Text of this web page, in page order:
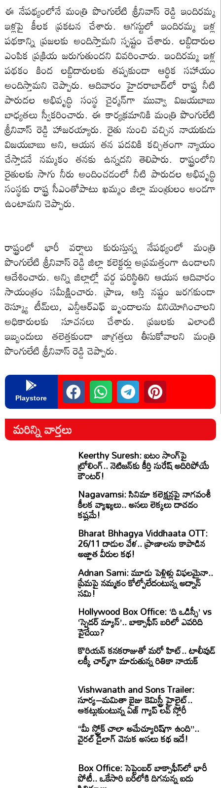
ఈ నేపథ్యంలోనే మంత్రి పొంగులేటి శ్రీనివాస్ రెడ్డి ఇందిరమ్మ
ఇళ్లపై కీలక ప్రకటన చేశారు. ఆగస్టులో ఇందిరమ్మ ఇళ్ల
పథకాన్ని ప్రజలకు అందిస్తామని స్పష్టం చేశారు. లబ్దిదారుల
ఎంపిక ప్రక్రియ జరుగుతుందని వివరించారు. ఇందిరమ్మ ఇళ్ల
పథకం కింద లబ్దిదారులకు తప్పకుండా ఆర్థిక సహాయం
అందిస్తామని చెప్పారు. ఆదివారం హైదరాబాద్‌లో రాష్ట్ర నీటి
పారుదల అభివృద్ధి సంస్థ చైర్మన్‌గా మువ్వా విజయబాబు
బాధ్యతలు స్వీకరించారు. ఈ కార్యక్రమానికి మంత్రి పొంగులేటి
శ్రీనివాస్ రెడ్డి హాజరయ్యారు. రైతు నుంచి వచ్చిన నాయకుడు
విజయబాబు అని, ఆయన తన పదవికి కచ్చితంగా న్యాయం
చేస్తాడనే నమ్మకం తనకు ఉన్నదని తెలిపారు. రాష్ట్రంలోని
రైతులకు సాగు నీరు అందించడంలో నీటి పారుదల అభివృద్ధి
సంస్థకు రాష్ట్ర సీఎంతోపాటు ఖమ్మం జిల్లా మంత్రులం అండగా
ఉంటామని చెప్పారు.
రాష్ట్రంలో భారీ వర్షాలు కురుస్తున్న నేపథ్యంలో మంత్రి
పొంగులేటి శ్రీనివాస్ రెడ్డి జిల్లా కలెక్టర్లు అప్రమత్తంగా ఉండాలని
ఆదేశించారు. అన్ని జిల్లాల్లో వర్ద పరిస్థితిని ఆయన ఆదివారం
సాయంత్రం సమీక్షించారు. ప్రాణ, ఆస్తి నష్టం జరగకుండా
రెస్క్యూ టీమ్‌లు, ఎన్డీఆర్ఎఫ్ బృందాలను వినియోగించాలని
అధికారులకు సూచనలు చేశారు. ప్రజలకు ఎలాంటి
ఇబ్బందులు తలెత్తకుండా జాగ్రత్తలు తీసుకోవాలని మంత్రి
పొంగులేటి శ్రీనివాస్ రెడ్డి చెప్పారు.
Playstore
మరిన్ని వార్తలు
Keerthy Suresh: ఐటం సాంగ్‌పై
ట్రోలింగ్.. నెటిజన్‌కు కీర్తి సురేష్ అదిరిపోయే
కౌంటర్!
Nagavamsi: సినిమా కలెక్షన్లపై నాగవంశీ
కీలక వ్యాఖ్యలు.. అసలు లెక్కలు దాచడం
కష్టమే!
Bharat Bhhagya Viddhaata OTT:
26/11 దాడుల వేళ.. ప్రాణాలను కాపాడిన
అజ్ఞాత వీరుల కథ!
Adnan Sami: మూడు పెళ్లిళ్లు విఫలమైనా..
ప్రేమపై నమ్మకం కోల్పోలేదంటున్న అద్నాన్
సమి!
Hollywood Box Office: ‘ది ఒడిస్సీ’ vs
‘స్పైడర్ మ్యాన్’.. బాక్సాఫీస్ బరిలో ఎవరిది
పైచేయి?
కొరియన్ కనకరాజుతో మరో హిట్.. టాలీవుడ్
లక్కీ చార్మ్‌గా మారుతున్న రితికా నాయక్
Vishwanath and Sons Trailer:
సూర్య–మమితా బైజు కెమిస్ట్రీ హైలైట్..
ఆకట్టుకుంటున్న ఏజ్ గ్యాప్ లవ్ స్టోరీ
“మీ స్ట్రోక్ చాలా అమేచ్యూరిష్‌గా ఉంది”..
వైరల్ డైలాగ్ వెనుక అసలు కథ ఇదే!
Box Office: సెప్టెంబర్ బాక్సాఫీస్‌లో భారీ
పోటీ.. ఒకేసారి బరిలోకి దిగనున్న ఐదు